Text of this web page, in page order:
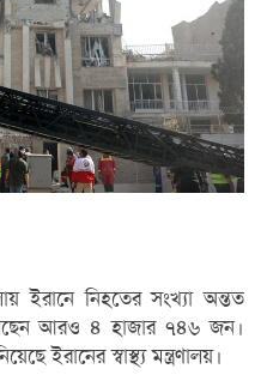
ইরানে নিহতের সংখ্যা অন্তত
আরও ৪ হাজার ৭৪৬ জন।
ইরানের স্বাস্থ্য মন্ত্রণালয়।